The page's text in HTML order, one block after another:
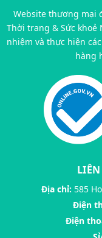
Website thương mại
Thời trang & Sức
nhiệm và thực hiện
hàng
Địa chỉ: 585
Điện
Điện